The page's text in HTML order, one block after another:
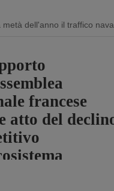
metà dell'anno il traffico
francese
atto del
statale